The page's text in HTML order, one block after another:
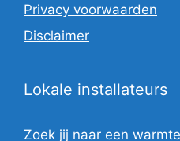
Privacy voorwaarden
Disclaimer
Lokale installateurs
Zoek jij naar een